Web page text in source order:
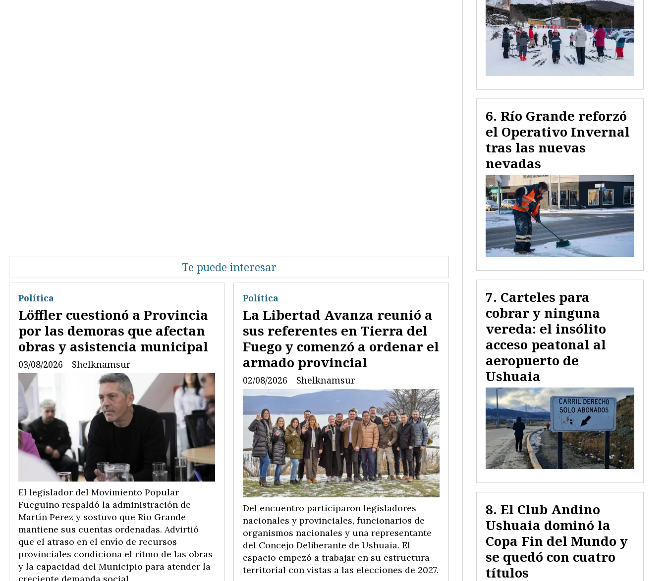
Te puede interesar
Löffler cuestionó a Provincia
por las demoras que afectan
obras y asistencia municipal
Shelknamsur
Política
03/08/2026
El legislador del Movimiento Popular
Fueguino respaldó la administración de
Martín Perez y sostuvo que Río Grande
mantiene sus cuentas ordenadas. Advirtió
que el atraso en el envío de recursos
provinciales condiciona el ritmo de las obras
y la capacidad del Municipio para atender la
creciente demanda social.
La Libertad Avanza reunió a
sus referentes en Tierra del
Fuego y comenzó a ordenar el
armado provincial
Shelknamsur
Política
02/08/2026
Del encuentro participaron legisladores
nacionales y provinciales, funcionarios de
organismos nacionales y una representante
del Concejo Deliberante de Ushuaia. El
espacio empezó a trabajar en su estructura
territorial con vistas a las elecciones de 2027.
Río Grande reforzó
el Operativo Invernal
tras las nuevas
nevadas
Carteles para
cobrar y ninguna
vereda: el insólito
acceso peatonal al
aeropuerto de
Ushuaia
El Club Andino
Ushuaia dominó la
Copa Fin del Mundo y
se quedó con cuatro
títulos